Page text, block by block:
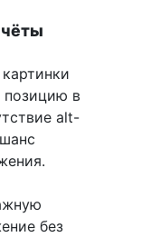
позицию в
alt-
без